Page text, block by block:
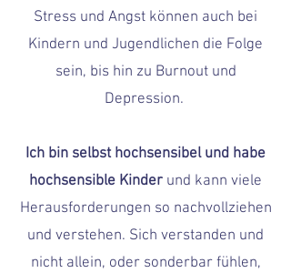
Stress und Angst können auch bei
Kindern und Jugendlichen die Folge
sein, bis hin zu Burnout und
Depression.
Ich bin selbst hochsensibel und habe
hochsensible Kinder und kann viele
Herausforderungen so nachvollziehen
und verstehen. Sich verstanden und
nicht allein, oder sonderbar fühlen,